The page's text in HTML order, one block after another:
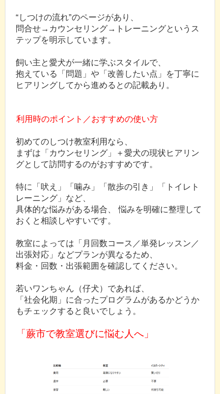
“しつけの流れ”のページがあり、
問合せ→カウンセリング→トレーニングというス
テップを明示しています。
飼い主と愛犬が一緒に学ぶスタイルで、
抱えている「問題」や「改善したい点」を丁寧に
ヒアリングしてから進めるとの記載あり。
利用時のポイント／おすすめの使い方
初めてのしつけ教室利用なら、
まずは「カウンセリング」＋愛犬の現状ヒアリン
グとして訪問するのがおすすめです。
特に「吠え」「噛み」「散歩の引き」「トイレト
レーニング」など、
具体的な悩みがある場合、 悩みを明確に整理して
おくと相談しやすいです。
教室によっては「月回数コース／単発レッスン／
出張対応」などプランが異なるため、
料金・回数・出張範囲を確認してください。
若いワンちゃん（仔犬）であれば、
「社会化期」に合ったプログラムがあるかどうか
もチェックすると良いでしょう。
「蕨市で教室選びに悩む人へ」